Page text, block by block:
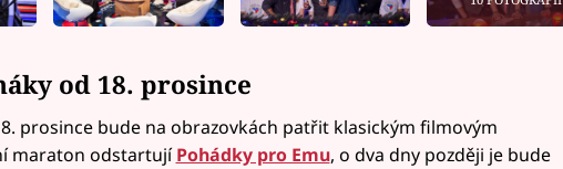
od 18. prosince
prosince bude na obrazovkách patřit klasickým filmovým
maraton odstartujíPohádky pro Emu, o dva dny později je bude